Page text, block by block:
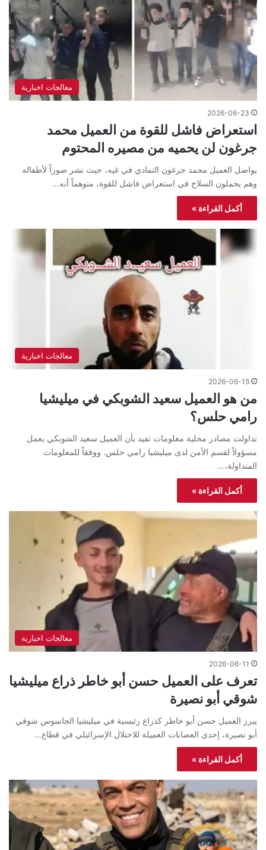
معالجات اخبارية
2026-06-23
استعراض فاشل للقوة من العميل محمد
جرغون لن يحميه من مصيره المحتوم
يواصل العميل محمد جرغون التمادي في غيه، حيث نشر صوراً لأطفاله
وهم يحملون السلاح في استعراض فاشل للقوة، متوهماً أنه…
أكمل القراءة »
معالجات اخبارية
2026-06-15
من هو العميل سعيد الشوبكي في ميليشيا
رامي حلس؟
تداولت مصادر محلية معلومات تفيد بأن العميل سعيد الشوبكي يعمل
مسؤولاً لقسم الأمن لدى ميليشيا رامي حلس. ووفقاً للمعلومات
المتداولة،…
أكمل القراءة »
معالجات اخبارية
2026-06-11
تعرف على العميل حسن أبو خاطر ذراع ميليشيا
شوقي أبو نصيرة
يبرز العميل حسن أبو خاطر كذراع رئيسية في ميليشيا الجاسوس شوقي
أبو نصيرة، إحدى العصابات العميلة للاحتلال الإسرائيلي في قطاع…
أكمل القراءة »